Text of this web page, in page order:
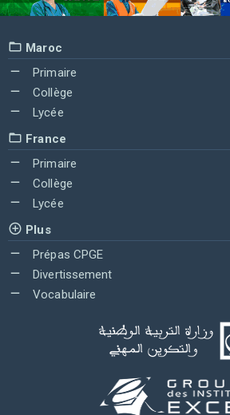
Maroc
Primaire
Collège
Lycée
France
Primaire
Collège
Lycée
Plus
Prépas CPGE
Divertissement
Vocabulaire